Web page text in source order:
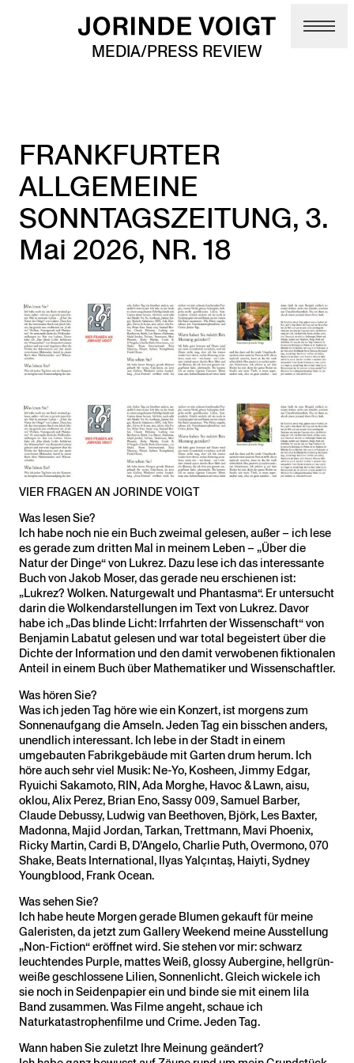
Skip to main content
MEDIA/PRESS REVIEW
FRANKFURTER
ALLGEMEINE
SONNTAGSZEITUNG, 3.
Mai 2026, NR. 18
VIER FRAGEN AN JORINDE VOIGT
Was lesen Sie?
Ich habe noch nie ein Buch zweimal gelesen, außer – ich lese
es gerade zum dritten Mal in meinem Leben – „Über die
Natur der Dinge“ von Lukrez. Dazu lese ich das interessante
Buch von Jakob Moser, das gerade neu erschienen ist:
„Lukrez? Wolken. Naturgewalt und Phantasma“. Er untersucht
darin die Wolkendarstellungen im Text von Lukrez. Davor
habe ich „Das blinde Licht: Irrfahrten der Wissenschaft“ von
Benjamin Labatut gelesen und war total begeistert über die
Dichte der Information und den damit verwobenen fiktionalen
Anteil in einem Buch über Mathematiker und Wissenschaftler.
Was hören Sie?
Was ich jeden Tag höre wie ein Konzert, ist morgens zum
Sonnenaufgang die Amseln. Jeden Tag ein bisschen anders,
unendlich interessant. Ich lebe in der Stadt in einem
umgebauten Fabrikgebäude mit Garten drum herum. Ich
höre auch sehr viel Musik: Ne-Yo, Kosheen, Jimmy Edgar,
Ryuichi Sakamoto, RIN, Ada Morghe, Havoc & Lawn, aisu,
oklou, Alix Perez, Brian Eno, Sassy 009, Samuel Barber,
Claude Debussy, Ludwig van Beethoven, Björk, Les Baxter,
Madonna, Majid Jordan, Tarkan, Trettmann, Mavi Phoenix,
Ricky Martin, Cardi B, D’Angelo, Charlie Puth, Overmono, 070
Shake, Beats International, Ilyas Yalçıntaş, Haiyti, Sydney
Youngblood, Frank Ocean.
Was sehen Sie?
Ich habe heute Morgen gerade Blumen gekauft für meine
Galeristen, da jetzt zum Gallery Weekend meine Ausstellung
„Non-Fiction“ eröffnet wird. Sie stehen vor mir: schwarz
leuchtendes Purple, mattes Weiß, glossy Aubergine, hellgrün-
weiße geschlossene Lilien, Sonnenlicht. Gleich wickele ich
sie noch in Seidenpapier ein und binde sie mit einem lila
Band zusammen. Was Filme angeht, schaue ich
Naturkatastrophenfilme und Crime. Jeden Tag.
Wann haben Sie zuletzt Ihre Meinung geändert?